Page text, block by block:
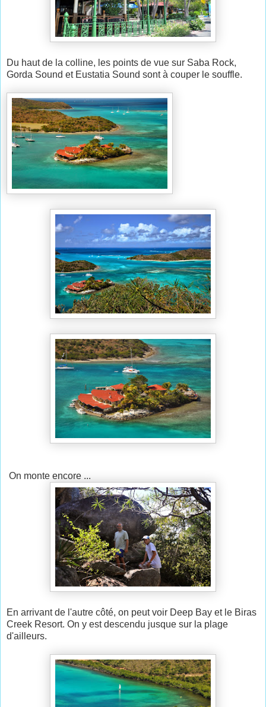
Du haut de la colline, les points de vue sur Saba Rock,
Gorda Sound et Eustatia Sound sont à couper le souffle.
On monte encore ...
En arrivant de l'autre côté, on peut voir Deep Bay et le Biras
Creek Resort. On y est descendu jusque sur la plage
d'ailleurs.